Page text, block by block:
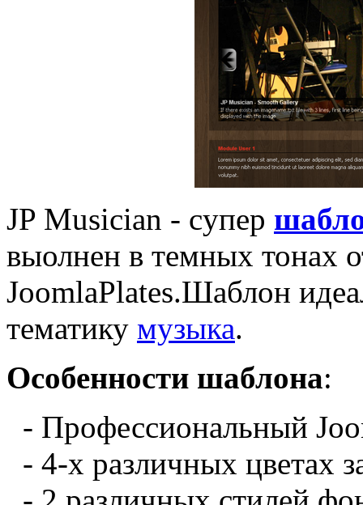
JP Musician - cупер
выолнен в темных тонах
JoomlaPlates.Шаблон
тематику музыка.
Особенности шаблона:
- Профессиональный
- 4-х различных цветах